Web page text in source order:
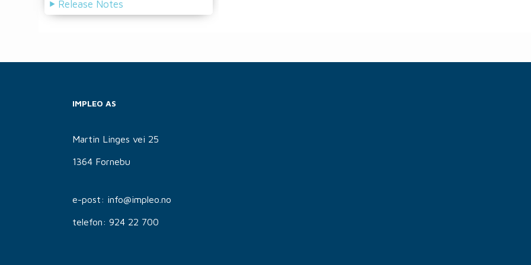
Release Notes
IMPLEO AS
Martin Linges vei 25
1364 Fornebu
e-post: info@impleo.no
telefon: 924 22 700